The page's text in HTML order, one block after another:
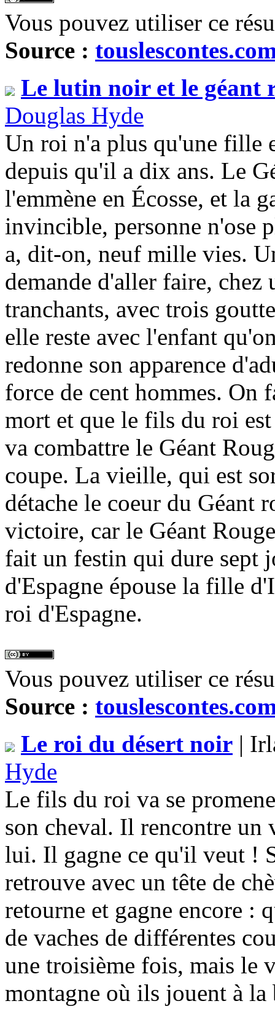
Vous pouvez utiliser ce
Source :
Le lutin noir et le géant
Douglas Hyde
Un roi n'a plus qu'une fille
depuis qu'il a dix ans. Le
l'emmène en Écosse, et la
invincible, personne n'ose
a, dit-on, neuf mille vies.
demande d'aller faire, chez
tranchants, avec trois
elle reste avec l'enfant
redonne son apparence
force de cent hommes.
mort et que le fils du roi
va combattre le Géant
coupe. La vieille, qui est
détache le coeur du Géant
victoire, car le Géant
fait un festin qui dure sept
d'Espagne épouse la fille
roi d'Espagne.
Vous pouvez utiliser ce
Source :
Le roi du désert noir |
Hyde
Le fils du roi va se
son cheval. Il rencontre un
lui. Il gagne ce qu'il veut !
retrouve avec un tête de
retourne et gagne encore :
de vaches de différentes
une troisième fois, mais le
montagne où ils jouent à